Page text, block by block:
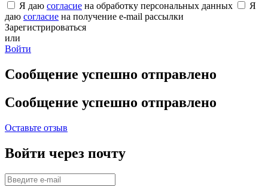
Я даю согласие на обработку персональных данных
Я
даю согласие на получение e-mail рассылки
Зарегистрироваться
или
Войти
Сообщение успешно отправлено
Сообщение успешно отправлено
Оставьте отзыв
Войти через почту